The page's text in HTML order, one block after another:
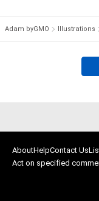
ん。
適切であると判断し
因で発生したもので
負わないものとしま
Adam byGMO Illustrations
AboutHelpContact Us
Act on specified